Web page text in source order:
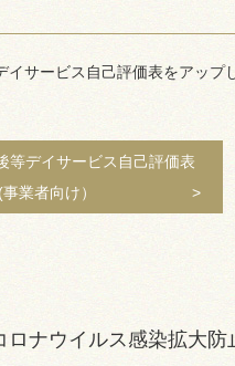
イサービス自己評価表をアップ
等デイサービス自己評価表
(事業者向け）
ロナウイルス感染拡大防